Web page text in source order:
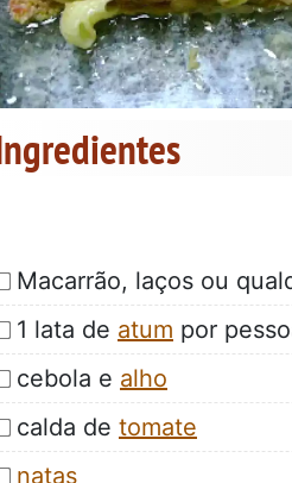
Macarrão, laços ou
1 lata de atum por
cebola e alho
calda de tomate
natas